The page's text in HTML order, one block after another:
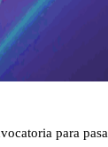
para